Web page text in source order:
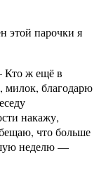
парочки я
ж ещё в
милок, благодарю
накажу,
что больше
неделю —